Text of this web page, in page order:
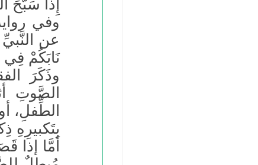
إِذَا سَبَّحَ
وفي
عن
نَابَكُمْ
وذَكَرَ
الصَّوتِ
الطِّفلِ،
بِتَكبيرِهِ
أمَّا إذا